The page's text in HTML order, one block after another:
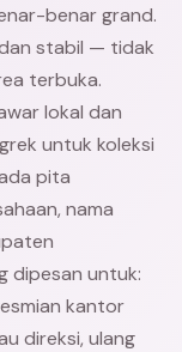
benar grand.
stabil — tidak
terbuka.
lokal dan
untuk koleksi
pita
nama
dipesan untuk:
kantor
direksi, ulang